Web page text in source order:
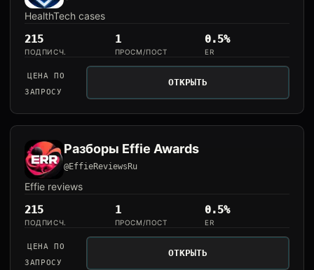
HealthTech cases
215
ПОДПИСЧ.
1
ПРОСМ/ПОСТ
0.5%
ER
ЦЕНА ПО
ЗАПРОСУ
ОТКРЫТЬ
Разборы Effie Awards
@EffieReviewsRu
Effie reviews
215
ПОДПИСЧ.
1
ПРОСМ/ПОСТ
0.5%
ER
ЦЕНА ПО
ЗАПРОСУ
ОТКРЫТЬ